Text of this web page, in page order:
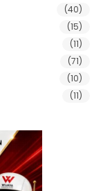
(40)
(15)
(11)
(71)
(10)
(11)